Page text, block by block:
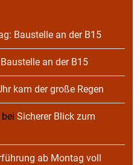
Baustelle an der B15
an der B15
kam der große Regen
bei Sicherer Blick zum
ab Montag voll